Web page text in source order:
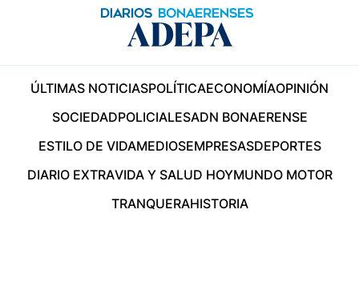
ÚLTIMAS NOTICIASPOLÍTICAECONOMÍAOPINIÓN
SOCIEDADPOLICIALESADN BONAERENSE
ESTILO DE VIDAMEDIOSEMPRESASDEPORTES
DIARIO EXTRAVIDA Y SALUD HOYMUNDO MOTOR
TRANQUERAHISTORIA